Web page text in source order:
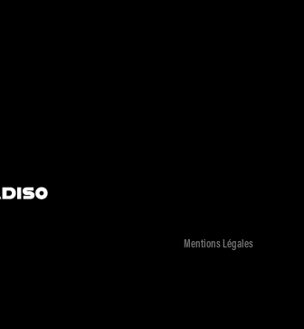
Mentions Légales